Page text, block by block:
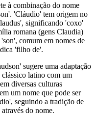
à combinação do nome
'Cláudio' tem origem no
significando 'coxo'
romana (gens Claudia)
comum em nomes de
'filho de'.
sugere uma adaptação
latino com um
diversas culturas
um nome que pode ser
seguindo a tradição de
do nome.